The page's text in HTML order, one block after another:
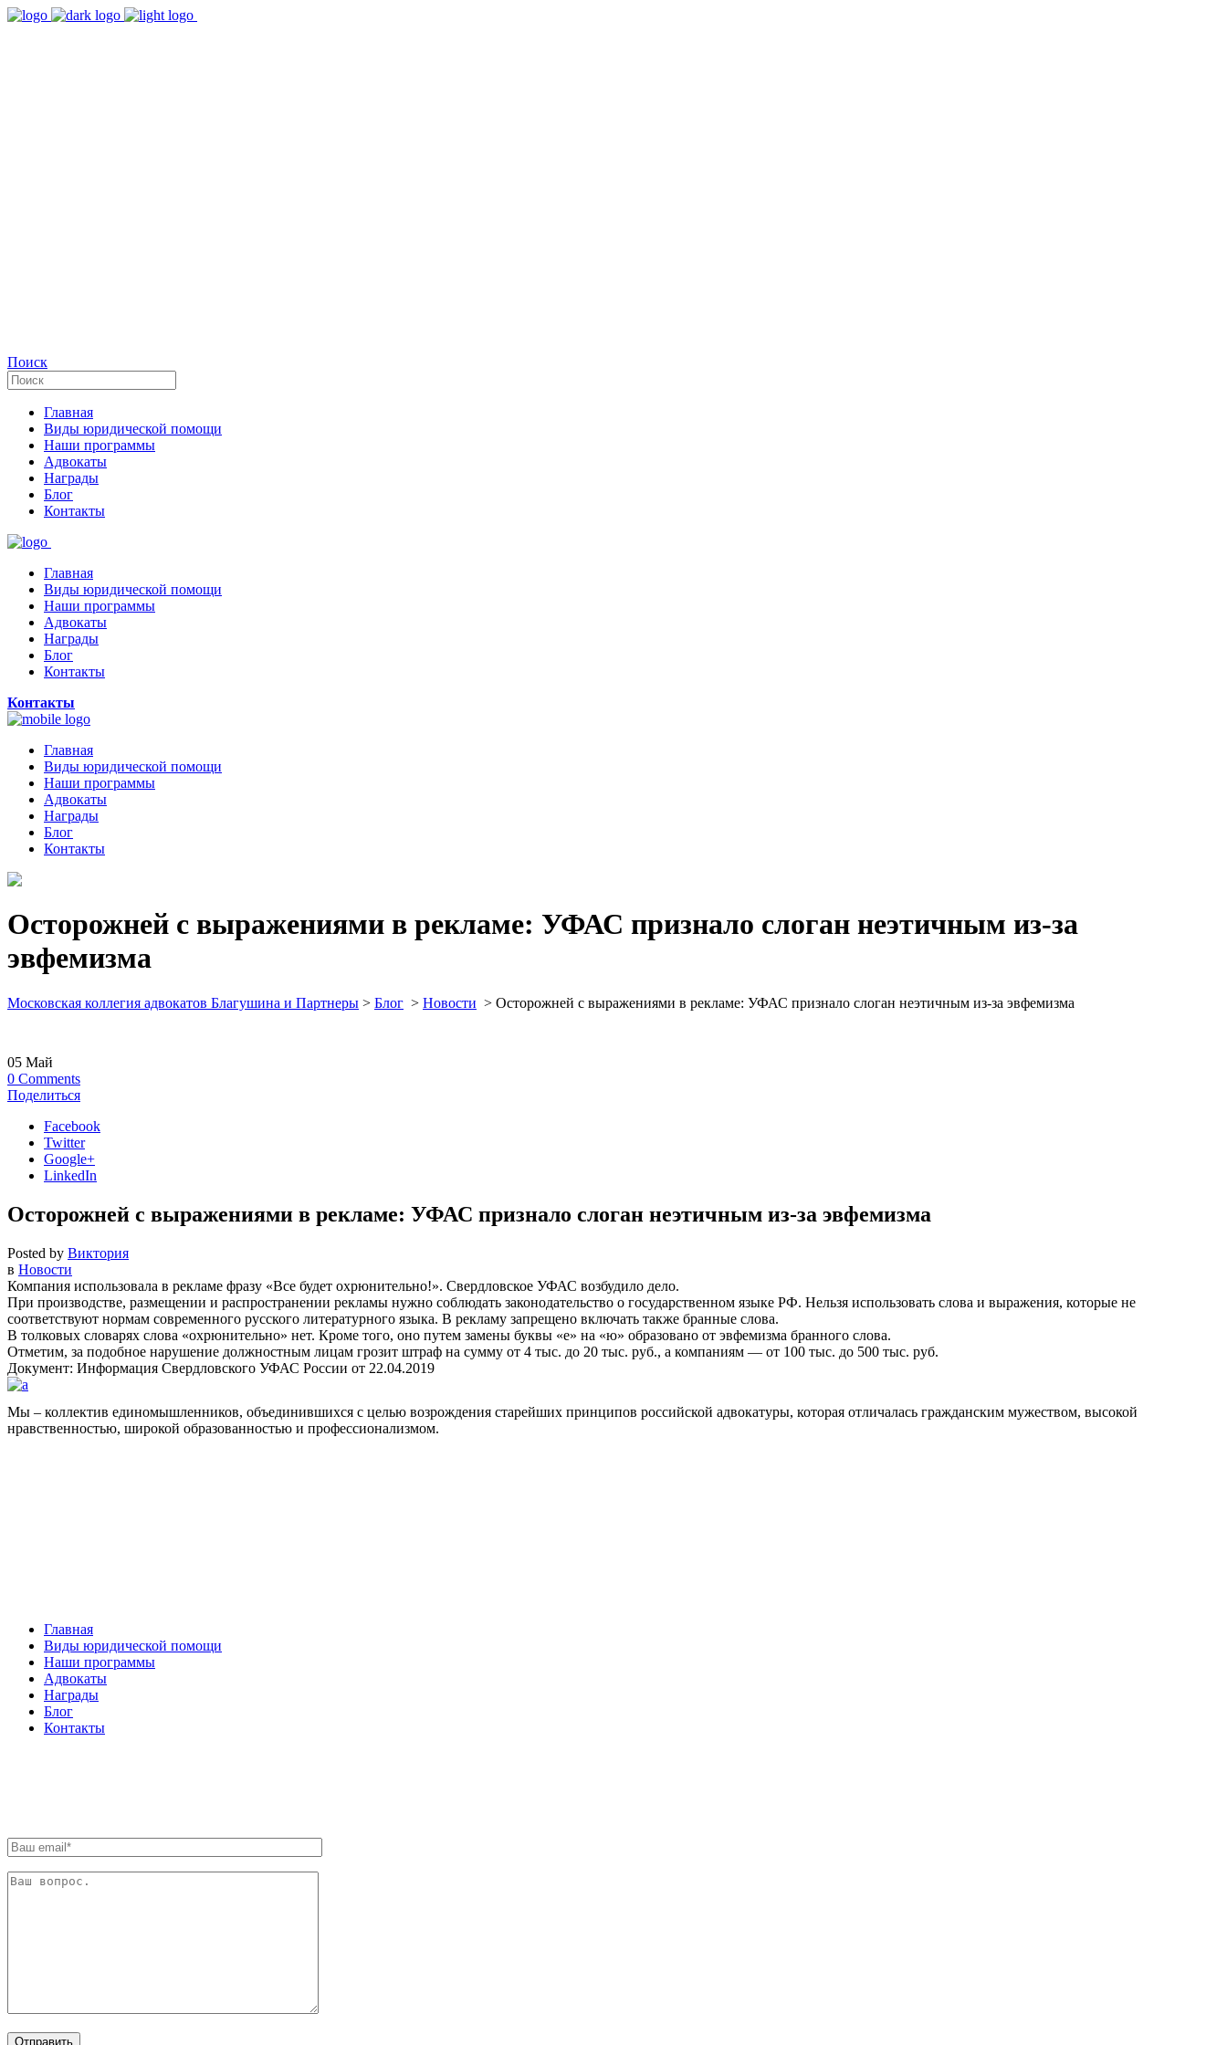
Поиск
Главная
Виды юридической помощи
Наши программы
Адвокаты
Награды
Блог
Контакты
Главная
Виды юридической помощи
Наши программы
Адвокаты
Награды
Блог
Контакты
Контакты
Главная
Виды юридической помощи
Наши программы
Адвокаты
Награды
Блог
Контакты
Осторожней с выражениями в рекламе: УФАС признало слоган неэтичным из-за
эвфемизма
Московская коллегия адвокатов Благушина и Партнеры > Блог > Новости > Осторожней с выражениями в рекламе: УФАС признало слоган неэтичным из-за эвфемизма
05 Май
0 Comments
Поделиться
Facebook
Twitter
Google+
LinkedIn
Осторожней с выражениями в рекламе: УФАС признало слоган неэтичным из-за эвфемизма
Posted by Виктория
в Новости
Компания использовала в рекламе фразу «Все будет охрюнительно!». Свердловское УФАС возбудило дело.
При производстве, размещении и распространении рекламы нужно соблюдать законодательство о государственном языке РФ. Нельзя использовать слова и выражения, которые не
соответствуют нормам современного русского литературного языка. В рекламу запрещено включать также бранные слова.
В толковых словарях слова «охрюнительно» нет. Кроме того, оно путем замены буквы «е» на «ю» образовано от эвфемизма бранного слова.
Отметим, за подобное нарушение должностным лицам грозит штраф на сумму от 4 тыс. до 20 тыс. руб., а компаниям — от 100 тыс. до 500 тыс. руб.
Документ: Информация Свердловского УФАС России от 22.04.2019
Мы – коллектив единомышленников, объединившихся с целью возрождения старейших принципов российской адвокатуры, которая отличалась гражданским мужеством, высокой
нравственностью, широкой образованностью и профессионализмом.
Главная
Виды юридической помощи
Наши программы
Адвокаты
Награды
Блог
Контакты